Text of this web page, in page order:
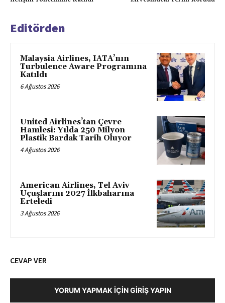
Editörden
Malaysia Airlines, IATA’nın
Turbulence Aware Programına
Katıldı
6 Ağustos 2026
United Airlines’tan Çevre
Hamlesi: Yılda 250 Milyon
Plastik Bardak Tarih Oluyor
4 Ağustos 2026
American Airlines, Tel Aviv
Uçuşlarını 2027 İlkbaharına
Erteledi
3 Ağustos 2026
CEVAP VER
YORUM YAPMAK İÇIN GIRIŞ YAPIN